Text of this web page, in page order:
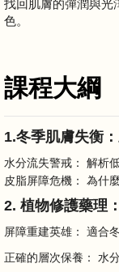
找回肌膚的彈潤與光
色。
課程大綱
1.冬季肌膚失衡
水分流失警戒： 解析
皮脂屏障危機： 為什
2. 植物修護藥理
屏障重建英雄： 適合
正確的層次保養： 水